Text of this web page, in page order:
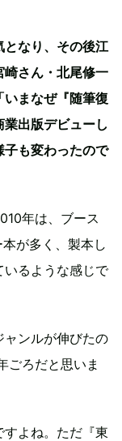
なり、その後江
さん・北尾修一
まなぜ『随筆復
出版デビューし
子も変わったので
年は、ブース
が多く、製本し
るような感じで
ンルが伸びたの
ごろだと思いま
よね。ただ『東